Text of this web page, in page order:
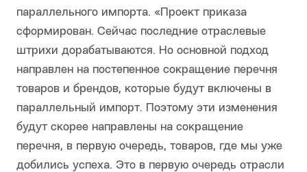
параллельного импорта. «Проект приказа
сформирован. Сейчас последние отраслевые
штрихи дорабатываются. Но основной подход
направлен на постепенное сокращение перечня
товаров и брендов, которые будут включены в
параллельный импорт. Поэтому эти изменения
будут скорее направлены на сокращение
перечня, в первую очередь, товаров, где мы уже
добились успеха. Это в первую очередь отрасли